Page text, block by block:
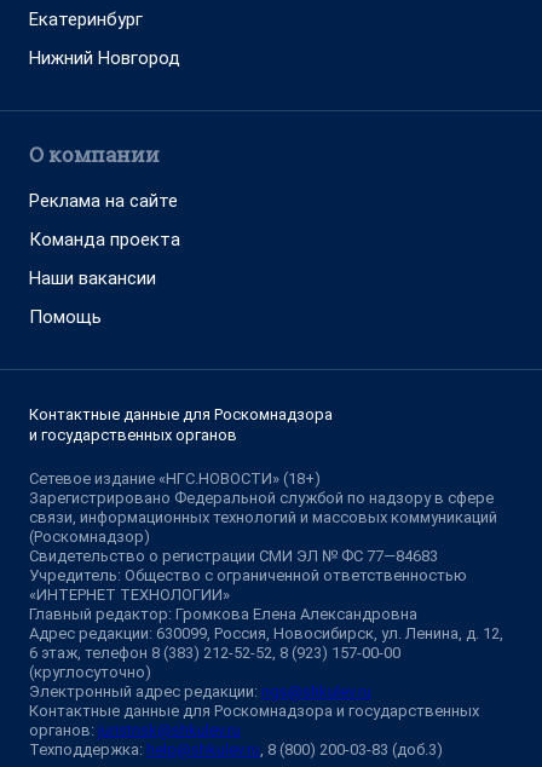
Екатеринбург
Нижний Новгород
О компании
Реклама на сайте
Команда проекта
Наши вакансии
Помощь
Контактные данные для Роскомнадзора
и государственных органов
Сетевое издание «НГС.НОВОСТИ» (18+)
Зарегистрировано Федеральной службой по надзору в сфере
связи, информационных технологий и массовых коммуникаций
(Роскомнадзор)
Свидетельство о регистрации СМИ ЭЛ № ФС 77—84683
Учредитель: Общество с ограниченной ответственностью
«ИНТЕРНЕТ ТЕХНОЛОГИИ»
Главный редактор: Громкова Елена Александровна
Адрес редакции: 630099, Россия, Новосибирск, ул. Ленина, д. 12,
6 этаж, телефон 8 (383) 212-52-52, 8 (923) 157-00-00
(круглосуточно)
Электронный адрес редакции: ngs@shkulev.ru
Контактные данные для Роскомнадзора и государственных
органов: juristnsk@shkulev.ru
Техподдержка: help@shkulev.ru, 8 (800) 200-03-83 (доб.3)